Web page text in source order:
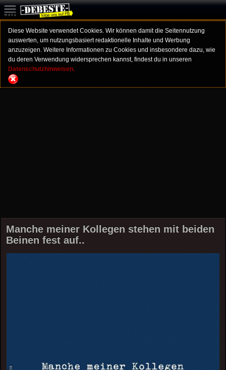
Diese Website verwendet Cookies. Wir können damit die Seitennutzung
auswerten, um nutzungsbasiert redaktionelle Inhalte und Werbung
anzuzeigen. Weitere Informationen zu Cookies und insbesondere dazu, wie
du deren Verwendung widersprechen kannst, findest du in unseren
Datenschutzhinweisen.
Manche meiner Kollegen stehen mit beiden
Beinen fest auf..